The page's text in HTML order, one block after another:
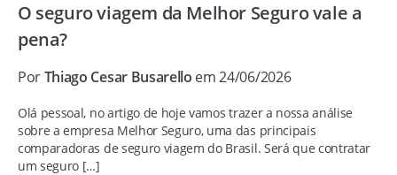
O seguro viagem da Melhor Seguro vale a
pena?
PorThiago Cesar Busarello em 24/06/2026
Olá pessoal, no artigo de hoje vamos trazer a nossa análise
sobre a empresa Melhor Seguro, uma das principais
comparadoras de seguro viagem do Brasil. Será que contratar
um seguro […]